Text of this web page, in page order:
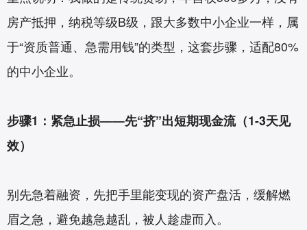
房产抵押，纳税等级B级，跟大多数中小企业一样，属
于“资质普通、急需用钱”的类型，这套步骤，适配80%
的中小企业。
步骤1：紧急止损——先“挤”出短期现金流（1-3天见
效）
别先急着融资，先把手里能变现的资产盘活，缓解燃
眉之急，避免越急越乱，被人趁虚而入。